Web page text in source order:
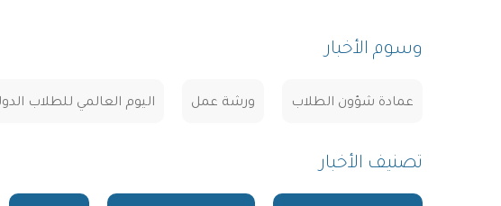
وسوم الأخبار
عمادة شؤون الطلاب ورشة عمل اليوم العالمي للطلاب
تصنيف الأخبار